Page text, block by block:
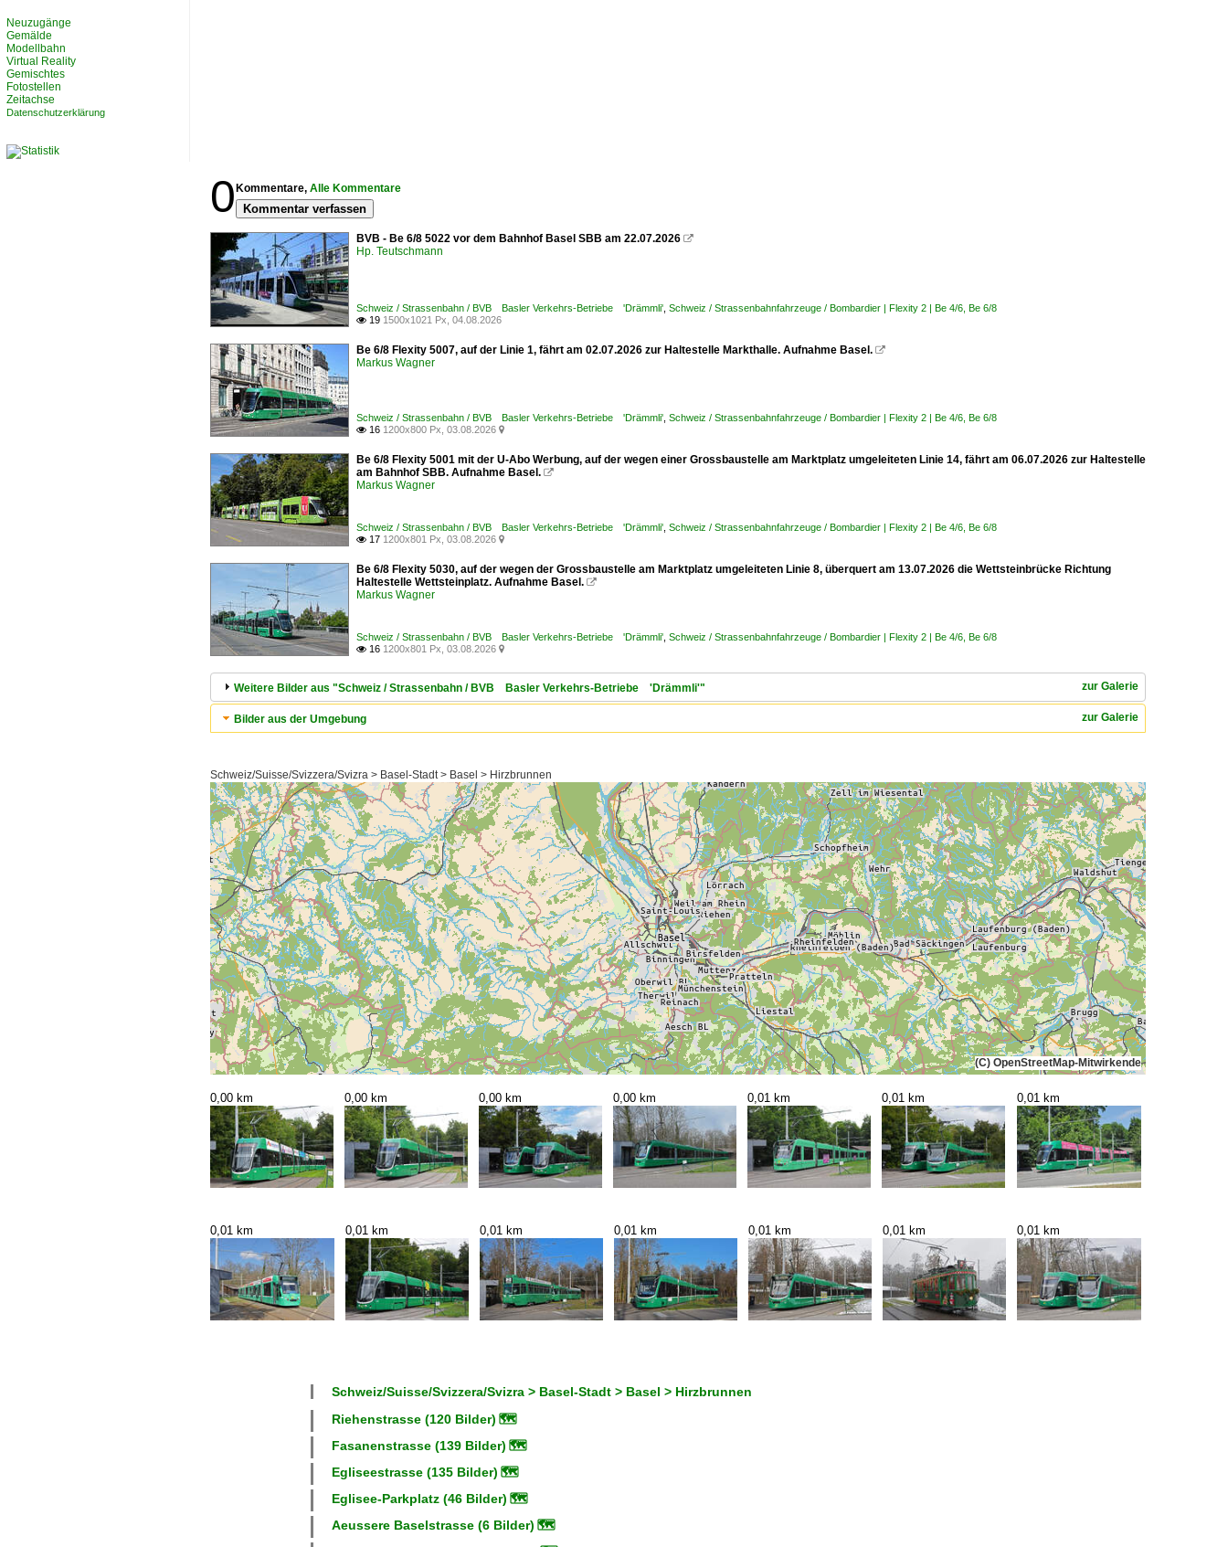
0 Kommentare, Alle Kommentare
Kommentar verfassen
BVB - Be 6/8 5022 vor dem Bahnhof Basel SBB am 22.07.2026 
Hp. Teutschmann
Schweiz / Strassenbahn / BVB Basler Verkehrs-Betriebe 'Drämmli' Schweiz / Strassenbahnfahrzeuge / Bombardier | Flexity 2 | Be 4/6, Be 6/8
 19 1500x1021 Px, 04.08.2026
Be 6/8 Flexity 5007, auf der Linie 1, fährt am 02.07.2026 zur Haltestelle Markthalle. Aufnahme Basel. 
Markus Wagner
Schweiz / Strassenbahn / BVB Basler Verkehrs-Betriebe 'Drämmli' Schweiz / Strassenbahnfahrzeuge / Bombardier | Flexity 2 | Be 4/6, Be 6/8
 16 1200x800 Px, 03.08.2026 
Be 6/8 Flexity 5001 mit der U-Abo Werbung, auf der wegen einer Grossbaustelle am Marktplatz umgeleiteten Linie 14, fährt am 06.07.2026 zur Haltestelle
am Bahnhof SBB. Aufnahme Basel. 
Markus Wagner
Schweiz / Strassenbahn / BVB Basler Verkehrs-Betriebe 'Drämmli' Schweiz / Strassenbahnfahrzeuge / Bombardier | Flexity 2 | Be 4/6, Be 6/8
 17 1200x801 Px, 03.08.2026 
Be 6/8 Flexity 5030, auf der wegen der Grossbaustelle am Marktplatz umgeleiteten Linie 8, überquert am 13.07.2026 die Wettsteinbrücke Richtung
Haltestelle Wettsteinplatz. Aufnahme Basel. 
Markus Wagner
Schweiz / Strassenbahn / BVB Basler Verkehrs-Betriebe 'Drämmli' Schweiz / Strassenbahnfahrzeuge / Bombardier | Flexity 2 | Be 4/6, Be 6/8
 16 1200x801 Px, 03.08.2026 
zur Galerie
Weitere Bilder aus "Schweiz / Strassenbahn / BVB Basler Verkehrs-Betriebe 'Drämmli'"
zur Galerie
Bilder aus der Umgebung
Schweiz/Suisse/Svizzera/Svizra > Basel-Stadt > Basel > Hirzbrunnen
(C) OpenStreetMap-Mitwirkende
0,00 km 0,00 km 0,00 km 0,00 km 0,01 km 0,01 km 0,01 km
0,01 km 0,01 km 0,01 km 0,01 km 0,01 km 0,01 km 0,01 km
Schweiz/Suisse/Svizzera/Svizra > Basel-Stadt > Basel > Hirzbrunnen
Riehenstrasse (120 Bilder) 🗺
Fasanenstrasse (139 Bilder) 🗺
Egliseestrasse (135 Bilder) 🗺
Eglisee-Parkplatz (46 Bilder) 🗺
Aeussere Baselstrasse (6 Bilder) 🗺
Neuzugänge
Gemälde
Modellbahn
Virtual Reality
Gemischtes
Fotostellen
Zeitachse
Datenschutzerklärung